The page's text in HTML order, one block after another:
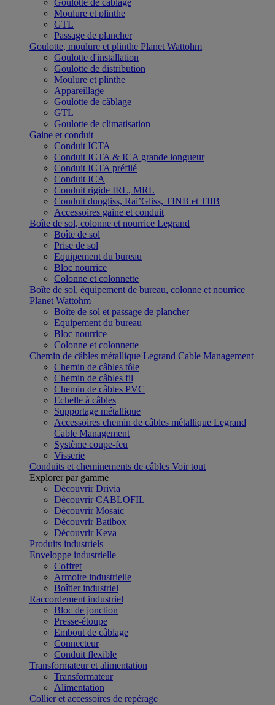
Goulotte de câblage
Moulure et plinthe
GTL
Passage de plancher
Goulotte, moulure et plinthe Planet Wattohm
Goulotte d'installation
Goulotte de distribution
Moulure et plinthe
Appareillage
Goulotte de câblage
GTL
Goulotte de climatisation
Gaine et conduit
Conduit ICTA
Conduit ICTA & ICA grande longueur
Conduit ICTA préfilé
Conduit ICA
Conduit rigide IRL, MRL
Conduit duogliss, Rai’Gliss, TINB et TIIB
Accessoires gaine et conduit
Boîte de sol, colonne et nourrice Legrand
Boîte de sol
Prise de sol
Equipement du bureau
Bloc nourrice
Colonne et colonnette
Boîte de sol, équipement de bureau, colonne et nourrice
Planet Wattohm
Boîte de sol et passage de plancher
Equipement du bureau
Bloc nourrice
Colonne et colonnette
Chemin de câbles métallique Legrand Cable Management
Chemin de câbles tôle
Chemin de câbles fil
Chemin de câbles PVC
Echelle à câbles
Supportage métallique
Accessoires chemin de câbles métallique Legrand
Cable Management
Système coupe-feu
Visserie
Conduits et cheminements de câbles Voir tout
Explorer par gamme
Découvrir Drivia
Découvrir CABLOFIL
Découvrir Mosaic
Découvrir Batibox
Découvrir Keva
Produits industriels
Enveloppe industrielle
Coffret
Armoire industrielle
Boîtier industriel
Raccordement industriel
Bloc de jonction
Presse-étoupe
Embout de câblage
Connecteur
Conduit flexible
Transformateur et alimentation
Transformateur
Alimentation
Collier et accessoires de repérage